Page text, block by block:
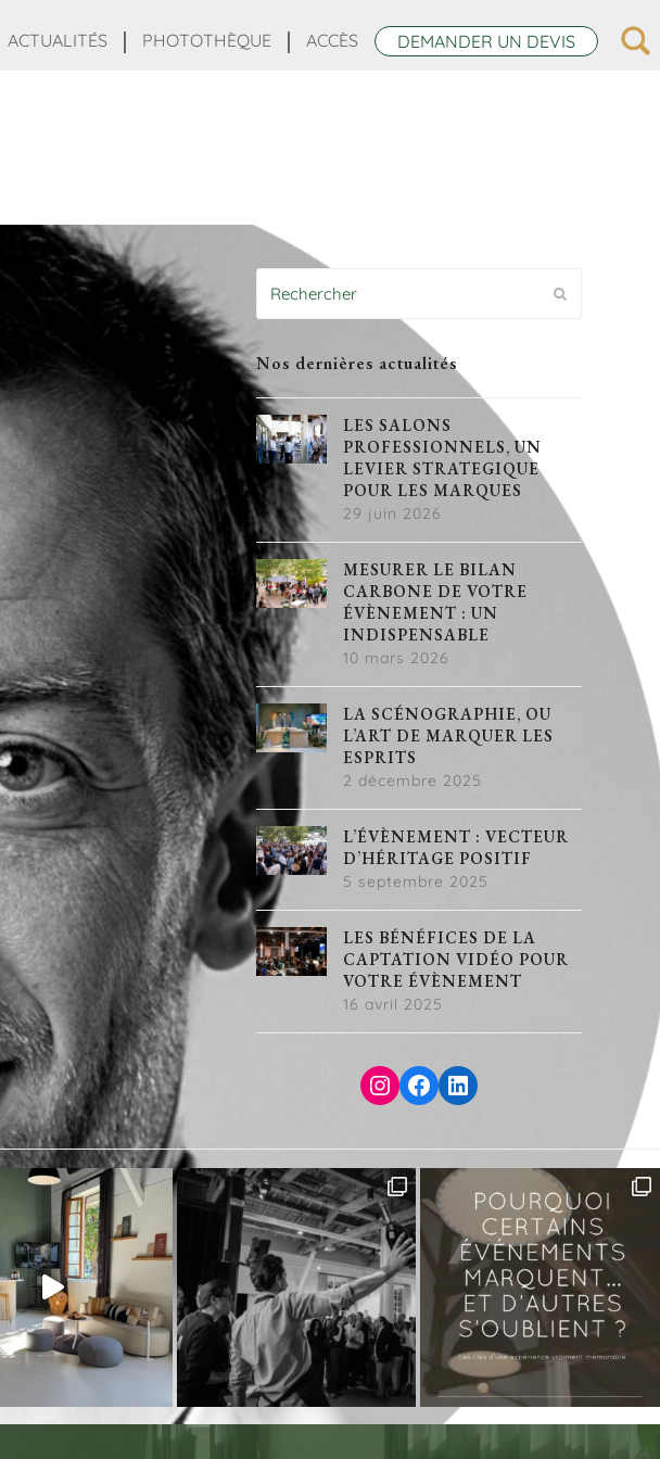
ACTUALITÉS PHOTOTHÈQUE ACCÈS DEMANDER UN DEVIS
Nos dernières actualités
LES SALONS
PROFESSIONNELS, UN
LEVIER STRATEGIQUE
POUR LES MARQUES
29 juin 2026
MESURER LE BILAN
CARBONE DE VOTRE
ÉVÈNEMENT : UN
INDISPENSABLE
10 mars 2026
LA SCÉNOGRAPHIE, OU
L’ART DE MARQUER LES
ESPRITS
2 décembre 2025
L’ÉVÈNEMENT : VECTEUR
D’HÉRITAGE POSITIF
5 septembre 2025
LES BÉNÉFICES DE LA
CAPTATION VIDÉO POUR
VOTRE ÉVÈNEMENT
16 avril 2025
Instagram
Facebook
LinkedIn
next
post:
Sophie